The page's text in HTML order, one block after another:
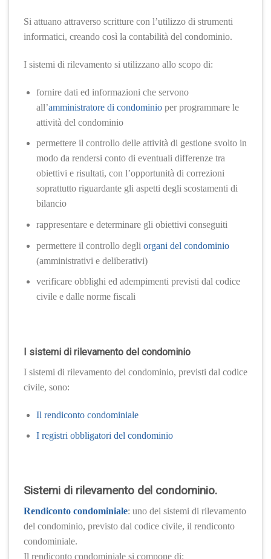
Si attuano attraverso scritture con l’utilizzo di strumenti
informatici, creando così la contabilità del condominio.
I sistemi di rilevamento si utilizzano allo scopo di:
fornire dati ed informazioni che servono
all’amministratore di condominioper programmare le
attività del condominio
permettere il controllo delle attività di gestione svolto in
modo da rendersi conto di eventuali differenze tra
obiettivi e risultati, con l’opportunità di correzioni
soprattutto riguardante gli aspetti degli scostamenti di
bilancio
rappresentare e determinare gli obiettivi conseguiti
permettere il controllo degli organi del condominio
(amministrativi e deliberativi)
verificare obblighi ed adempimenti previsti dal codice
civile e dalle norme fiscali
I sistemi di rilevamento del condominio
I sistemi di rilevamento del condominio, previsti dal codice
civile, sono:
Il rendiconto condominiale
I registri obbligatori del condominio
Sistemi di rilevamento del condominio.
Rendiconto condominiale: uno dei sistemi di rilevamento
del condominio, previsto dal codice civile, il rendiconto
condominiale.
Il rendiconto condominiale si compone di: